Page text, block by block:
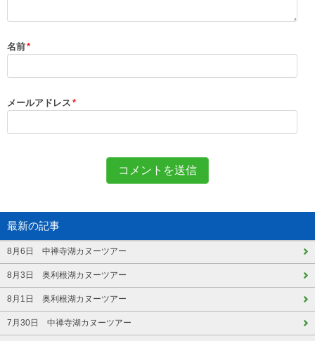
名前*
メールアドレス *
最新の記事
8月6日 中禅寺湖カヌーツアー
8月3日 奥利根湖カヌーツアー
8月1日 奥利根湖カヌーツアー
7月30日 中禅寺湖カヌーツアー